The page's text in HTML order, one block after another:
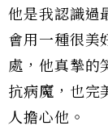
他是我認識過
會用一種很美
處，他真摯的
抗病魔，也
人擔心他。